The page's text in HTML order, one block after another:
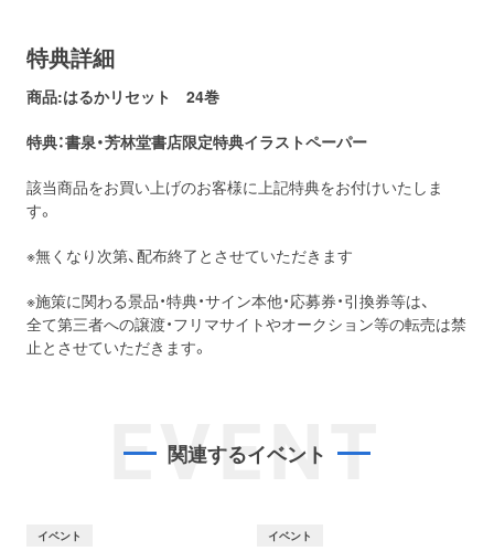
特典詳細
商品:はるかリセット 24巻
特典：書泉・芳林堂書店限定特典イラストペーパー
該当商品をお買い上げのお客様に上記特典をお付けいたしま
す。
※無くなり次第、配布終了とさせていただきます
※施策に関わる景品・特典・サイン本他・応募券・引換券等は、
全て第三者への譲渡・フリマサイトやオークション等の転売は禁
止とさせていただきます。
EVENT
関連するイベント
イベント イベント